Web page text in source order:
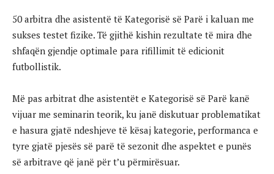
50 arbitra dhe asistentë të Kategorisë së Parë i kaluan me
sukses testet fizike. Të gjithë kishin rezultate të mira dhe
shfaqën gjendje optimale para rifillimit të edicionit
futbollistik.
Më pas arbitrat dhe asistentët e Kategorisë së Parë kanë
vijuar me seminarin teorik, ku janë diskutuar problematikat
e hasura gjatë ndeshjeve të kësaj kategorie, performanca e
tyre gjatë pjesës së parë të sezonit dhe aspektet e punës
së arbitrave që janë për t’u përmirësuar.